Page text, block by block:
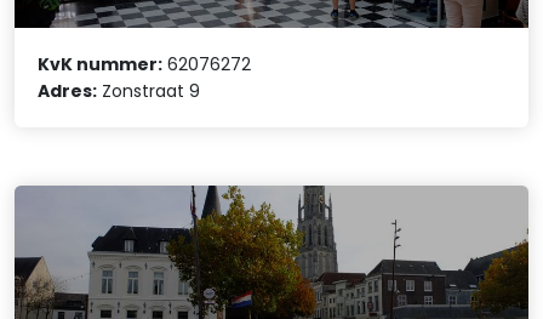
KvK nummer: 62076272
Adres: Zonstraat 9